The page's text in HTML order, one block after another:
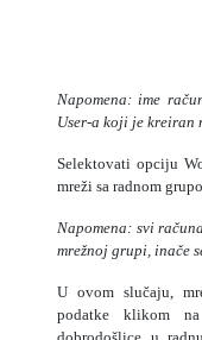
Napomena: ime
User-a koji je kreiran
Selektovati opciju
mreži sa radnom
Napomena: svi
mrežnoj grupi, inače
U ovom slučaju,
podatke klikom